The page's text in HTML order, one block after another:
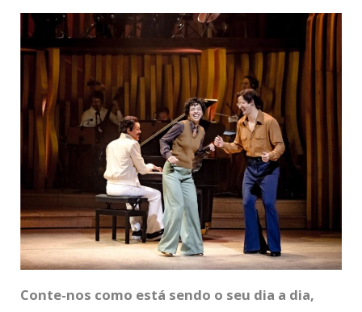
Conte-nos como está sendo o seu dia a dia,